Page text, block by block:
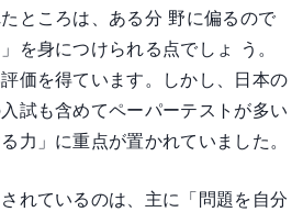
ところは、ある分 野に偏るので
を身につけられる点でしょ う。
価を得ています。しかし、日本の
試も含めてペーパーテストが多い
力」に重点が置かれていました。
れているのは、主に「問題を自分